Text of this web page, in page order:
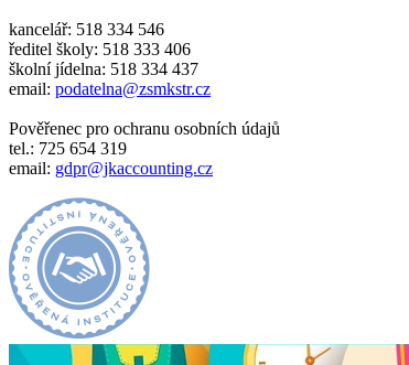
kancelář: 518 334 546
ředitel školy: 518 333 406
školní jídelna: 518 334 437
email: podatelna@zsmkstr.cz
Pověřenec pro ochranu osobních údajů
tel.: 725 654 319
email: gdpr@jkaccounting.cz